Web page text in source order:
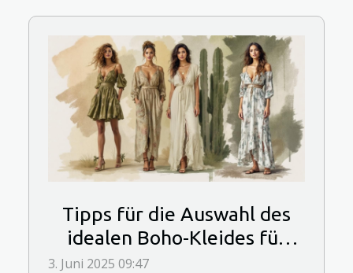
Tipps für die Auswahl des
idealen Boho-Kleides für
verschiedene Körpertypen
3. Juni 2025 09:47